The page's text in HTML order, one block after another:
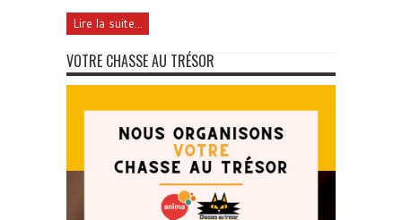
Lire la suite...
VOTRE CHASSE AU TRÉSOR